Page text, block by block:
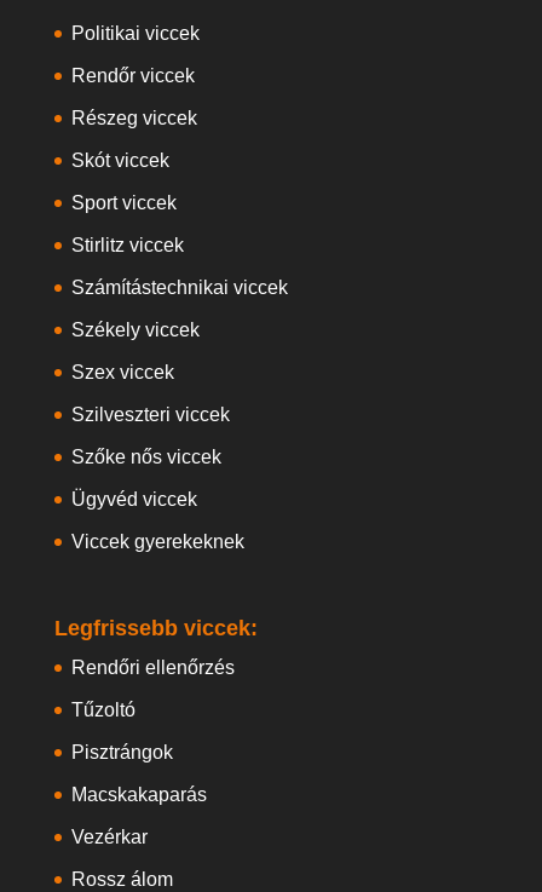
Politikai viccek
Rendőr viccek
Részeg viccek
Skót viccek
Sport viccek
Stirlitz viccek
Számítástechnikai viccek
Székely viccek
Szex viccek
Szilveszteri viccek
Szőke nős viccek
Ügyvéd viccek
Viccek gyerekeknek
Legfrissebb viccek:
Rendőri ellenőrzés
Tűzoltó
Pisztrángok
Macskakaparás
Vezérkar
Rossz álom